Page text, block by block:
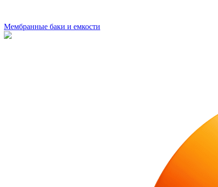
Мембранные баки и емкости